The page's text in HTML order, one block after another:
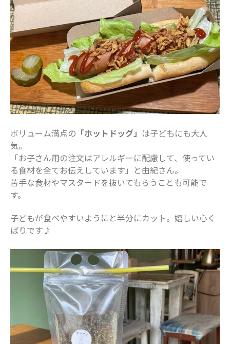
ボリューム満点の 「ホットドッグ」 は子どもにも大人
気。
「お子さん用の注文はアレルギーに配慮して、使ってい
る食材を全てお伝えしています」と由紀さん。
苦手な食材やマスタードを抜いてもらうことも可能で
す。
子どもが食べやすいようにと半分にカット。嬉しい心く
ばりです♪